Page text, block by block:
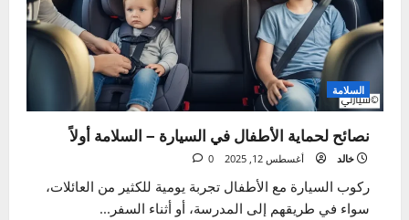
السلامة
نصائح لحماية الأطفال في السيارة – السلامة أولاً
خالد أغسطس 12, 2025 0